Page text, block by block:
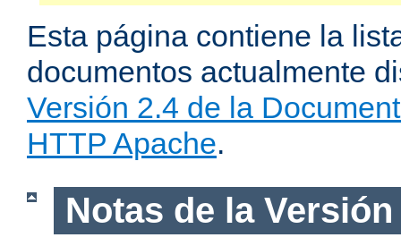
Esta página contiene la
documentos actualmente
Versión 2.4 de la
HTTP Apache.
Notas de la Versión